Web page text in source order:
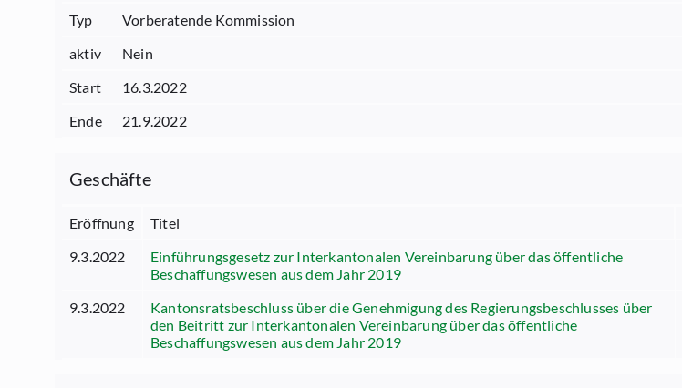
Typ
Vorberatende Kommission
aktiv
Nein
Start
16.3.2022
Ende
21.9.2022
Geschäfte
Eröffnung Titel
9.3.2022
Einführungsgesetz zur Interkantonalen Vereinbarung über das öffentliche
Beschaffungswesen aus dem Jahr 2019
9.3.2022
Kantonsratsbeschluss über die Genehmigung des Regierungsbeschlusses über
den Beitritt zur Interkantonalen Vereinbarung über das öffentliche
Beschaffungswesen aus dem Jahr 2019